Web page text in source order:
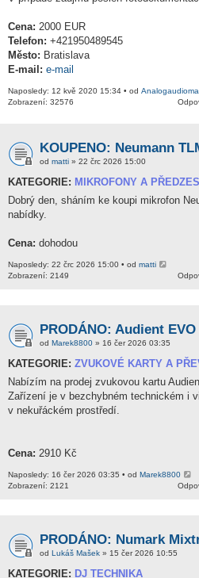
Cena: 2000 EUR
Telefon: +421950489545
Město: Bratislava
E-mail: e-mail
Naposledy: 12 kvě 2020 15:34 • od
Zobrazení: 32576
KOUPENO: Neumann
od matti » 22 črc 2026 15:00
KATEGORIE: MIKROFONY A
Dobrý den, sháním ke koupi mikrofon
nabídky.
Cena: dohodou
Naposledy: 22 črc 2026 15:00 • od matti
Zobrazení: 2149
PRODÁNO: Audient EVO
od Marek8800 » 16 čer 2026 03:35
KATEGORIE: ZVUKOVÉ KARTY A
Nabízím na prodej zvukovou kartu
Zařízení je v bezchybném technickém i
v nekuřáckém prostředí.
Cena: 2910 Kč
Naposledy: 16 čer 2026 03:35 • od Marek8800
Zobrazení: 2121
PRODÁNO: Numark
od Lukáš Mašek » 15 čer 2026 10:55
KATEGORIE: DJ TECHNIKA